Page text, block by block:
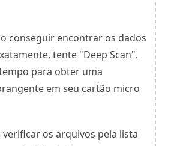
conseguir encontrar os dados
tente "Deep Scan".
para obter uma
em seu cartão micro
verificar os arquivos pela lista